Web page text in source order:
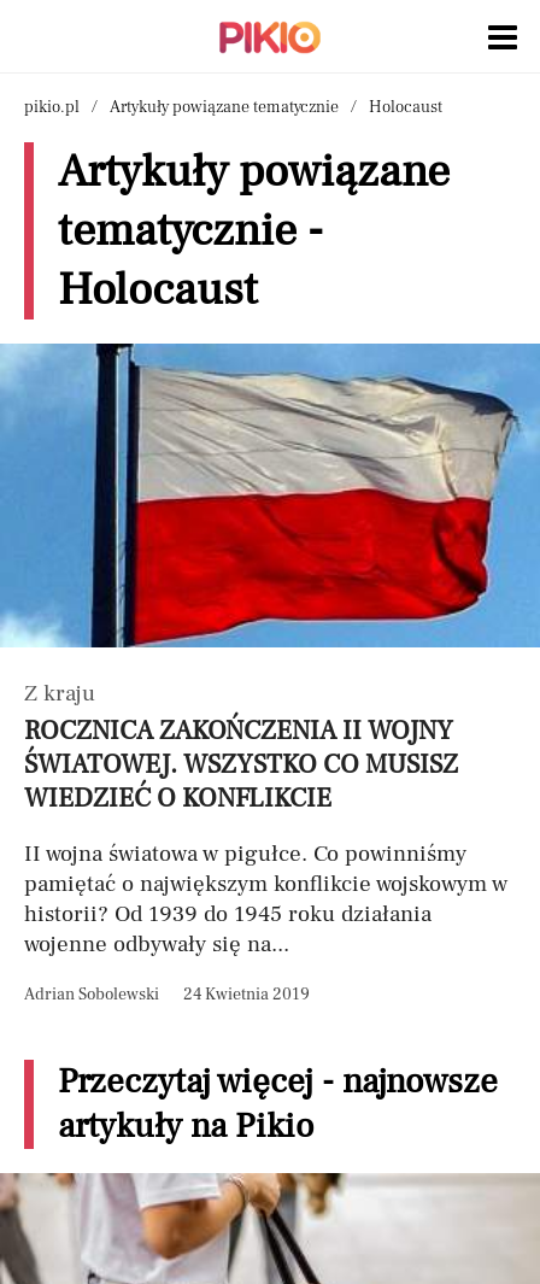
pikio.pl Artykuły powiązane tematycznie Holocaust
Artykuły powiązane
tematycznie -
Holocaust
Z kraju
ROCZNICA ZAKOŃCZENIA II WOJNY
ŚWIATOWEJ. WSZYSTKO CO MUSISZ
WIEDZIEĆ O KONFLIKCIE
II wojna światowa w pigułce. Co powinniśmy
pamiętać o największym konflikcie wojskowym w
historii? Od 1939 do 1945 roku działania
wojenne odbywały się na...
Adrian Sobolewski 24 Kwietnia 2019
Przeczytaj więcej - najnowsze
artykuły na Pikio